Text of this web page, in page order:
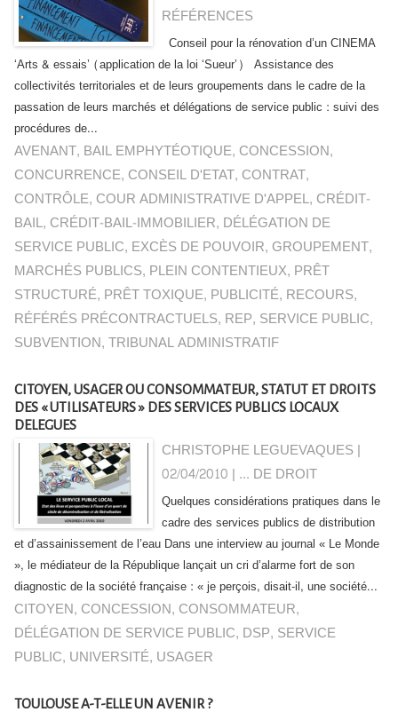
RÉFÉRENCES
Conseil pour la rénovation d’un CINEMA
‘Arts & essais’ (application de la loi ‘Sueur’) Assistance des
collectivités territoriales et de leurs groupements dans le cadre de la
passation de leurs marchés et délégations de service public : suivi des
procédures de...
AVENANT, BAIL EMPHYTÉOTIQUE, CONCESSION,
CONCURRENCE, CONSEIL D'ETAT, CONTRAT,
CONTRÔLE, COUR ADMINISTRATIVE D'APPEL, CRÉDIT-
BAIL, CRÉDIT-BAIL-IMMOBILIER, DÉLÉGATION DE
SERVICE PUBLIC, EXCÈS DE POUVOIR, GROUPEMENT,
MARCHÉS PUBLICS, PLEIN CONTENTIEUX, PRÊT
STRUCTURÉ, PRÊT TOXIQUE, PUBLICITÉ, RECOURS,
RÉFÉRÉS PRÉCONTRACTUELS, REP, SERVICE PUBLIC,
SUBVENTION,TRIBUNAL ADMINISTRATIF
CITOYEN, USAGER OU CONSOMMATEUR, STATUT ET DROITS
DES « UTILISATEURS » DES SERVICES PUBLICS LOCAUX
DELEGUES
CHRISTOPHE LEGUEVAQUES |
02/04/2010 | ... DE DROIT
Quelques considérations pratiques dans le
cadre des services publics de distribution
et d’assainissement de l’eau Dans une interview au journal « Le Monde
», le médiateur de la République lançait un cri d’alarme fort de son
diagnostic de la société française : « je perçois, disait-il, une société...
CITOYEN, CONCESSION, CONSOMMATEUR,
DÉLÉGATION DE SERVICE PUBLIC, DSP, SERVICE
PUBLIC, UNIVERSITÉ, USAGER
TOULOUSE A-T-ELLE UN AVENIR ?